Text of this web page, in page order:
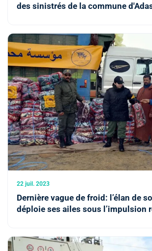
des sinistrés de la commune
22 juil. 2023
Dernière vague de froid: l’élan de
déploie ses ailes sous l’impulsion